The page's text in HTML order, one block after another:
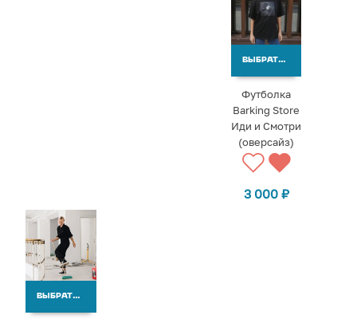
ВЫБРАТЬ ВАРИАНТЫ
Футболка
Barking Store
Иди и Смотри
(оверсайз)
3 000 ₽
ВЫБРАТЬ ВАРИАНТЫ